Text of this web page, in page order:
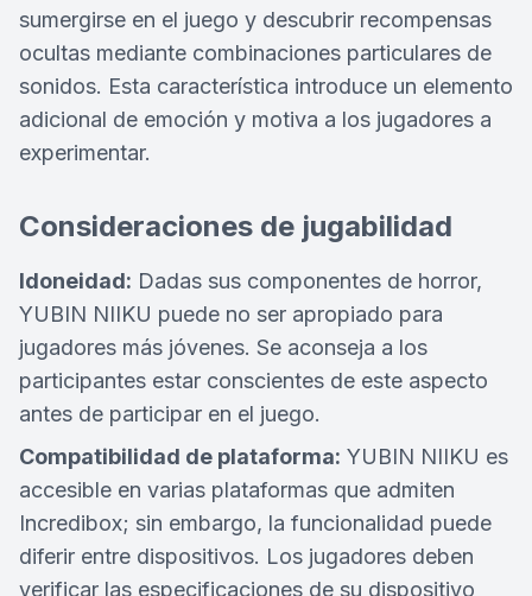
sumergirse en el juego y descubrir recompensas
ocultas mediante combinaciones particulares de
sonidos. Esta característica introduce un elemento
adicional de emoción y motiva a los jugadores a
experimentar.
Consideraciones de jugabilidad
Idoneidad: Dadas sus componentes de horror,
YUBIN NIIKU puede no ser apropiado para
jugadores más jóvenes. Se aconseja a los
participantes estar conscientes de este aspecto
antes de participar en el juego.
Compatibilidad de plataforma: YUBIN NIIKU es
accesible en varias plataformas que admiten
Incredibox; sin embargo, la funcionalidad puede
diferir entre dispositivos. Los jugadores deben
verificar las especificaciones de su dispositivo